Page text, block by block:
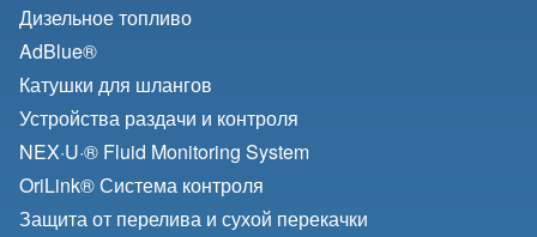
Дизельное топливо
AdBlue®
Катушки для шлангов
Устройства раздачи и контроля
NEX·U·® Fluid Monitoring System
OriLink® Система контроля
Защита от перелива и сухой перекачки